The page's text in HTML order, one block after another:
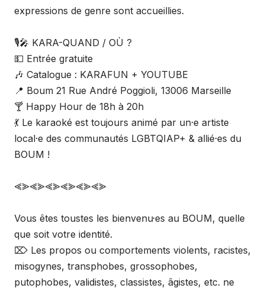
expressions de genre sont accueillies.
🎙️🎤 KARA-QUAND / OÙ ?
💵 Entrée gratuite
🎶 Catalogue : KARAFUN + YOUTUBE
📍 Boum 21 Rue André Poggioli, 13006 Marseille
🍸 Happy Hour de 18h à 20h
💃 Le karaoké est toujours animé par un·e artiste
local·e des communautés LGBTQIAP+ & allié·es du
BOUM !
⪡⪢⪡⪢⪡⪢⪡⪢⪡⪢⪡⪢
Vous êtes toustes les bienvenu·es au BOUM, quelle
que soit votre identité.
⌦ Les propos ou comportements violents, racistes,
misogynes, transphobes, grossophobes,
putophobes, validistes, classistes, âgistes, etc. ne